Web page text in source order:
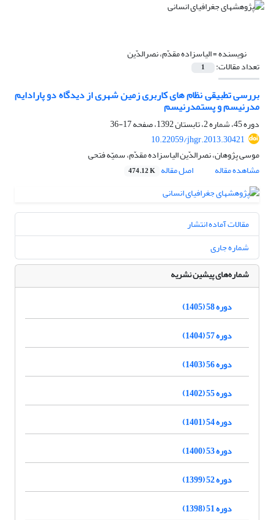
نویسنده =الیاس‎زاده مقدّم، نصرالدّین
تعداد مقالات: 1
بررسی تطبیقی نظام های کاربری زمین شهری از دیدگاه دو پارادایم
مدرنیسم و پست‎مدرنیسم
دوره 45، شماره 2، تابستان 1392، صفحه
17-36
10.22059/jhgr.2013.30421
موسی پژوهان، نصرالدّین الیاس‎زاده مقدّم، سمیّه فتحی
مشاهده مقاله
اصل مقاله 474.12 K
مقالات آماده انتشار
شماره جاری
شماره‌های پیشین نشریه
دوره 58 (1405)
دوره 57 (1404)
دوره 56 (1403)
دوره 55 (1402)
دوره 54 (1401)
دوره 53 (1400)
دوره 52 (1399)
دوره 51 (1398)